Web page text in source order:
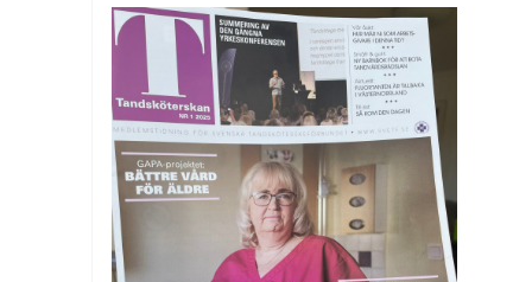
Månad
Skicka ansökan